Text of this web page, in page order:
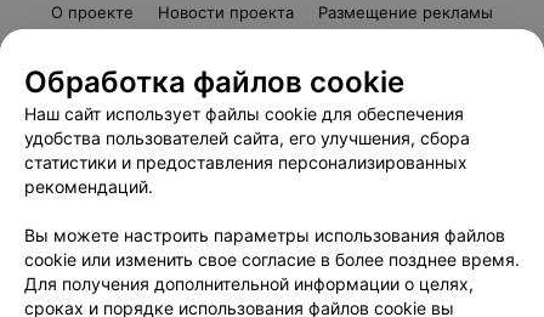
О проекте Новости проекта
Размещение рекламы
Пользовательское соглашение
Способы оплаты
Вакансии
Партнеры
Написать руководителю 103.by
Обработка персональных данных
Обработка файлов cookie
Наш сайт использует файлы cookie для обеспечения
удобства пользователей сайта, его улучшения, сбора
статистики и предоставления персонализированных
рекомендаций.
Вы можете настроить параметры использования файлов
cookie или изменить свое согласие в более позднее время.
Для получения дополнительной информации о целях,
сроках и порядке использования файлов cookie вы